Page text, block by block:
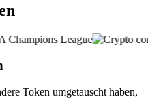
Token umgetauscht haben,